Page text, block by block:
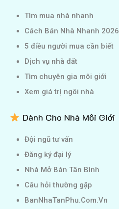
Tìm mua nhà nhanh
Cách Bán Nhà Nhanh 2026
5 điều người mua cần biết
Dịch vụ nhà đất
Tìm chuyên gia môi giới
Xem giá trị ngôi nhà
Dành Cho Nhà Môi Giới
Đội ngũ tư vấn
Đăng ký đại lý
Nhà Mở Bán Tân Bình
Câu hỏi thường gặp
BanNhaTanPhu.Com.Vn